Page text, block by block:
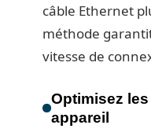
câble Ethernet
méthode
vitesse de
Optimisez
appareil